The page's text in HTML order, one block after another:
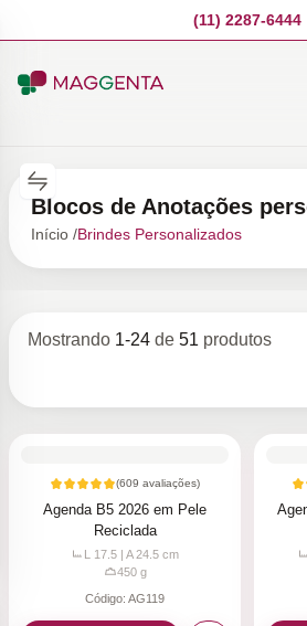
(11) 2287-6444
Blocos de Anotações
Início /Brindes Personalizados
Mostrando 1-24 de 51 produtos
(609 avaliações)
Agenda B5 2026 em Pele
Reciclada
L 17.5 | A 24.5 cm
450g
Código: AG119